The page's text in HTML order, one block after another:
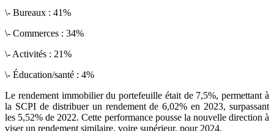
\- Bureaux : 41%
\- Commerces : 34%
\- Activités : 21%
\- Éducation/santé : 4%
Le rendement immobilier du portefeuille était de 7,5%, permettant à
la SCPI de distribuer un rendement de 6,02% en 2023, surpassant
les 5,52% de 2022. Cette performance pousse la nouvelle direction à
viser un rendement similaire, voire supérieur, pour 2024.